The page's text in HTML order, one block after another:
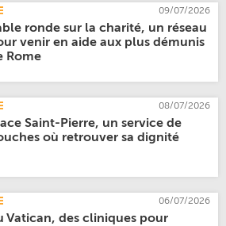
09/07/2026
ronde sur la charité, un réseau
venir en aide aux plus démunis
Rome
08/07/2026
Saint-Pierre, un service de
où retrouver sa dignité
06/07/2026
Vatican, des cliniques pour